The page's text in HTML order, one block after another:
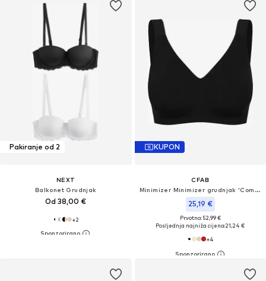
Pakiranje od 2
NEXT
Balkonet Grudnjak
Od 38,00 €
+2
KUPON
CFAB
Minimizer Minimizer grudnjak 'Comfort Minimizer-BH'
25,19 €
Prvotno: 52,99 €
Posljednja najniža cijena:21,24 €
+4